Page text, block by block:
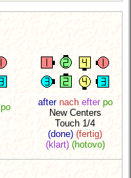
po
after nach efter po
New Centers
Touch 1/4
(done) (fertig)
(klart) (hotovo)